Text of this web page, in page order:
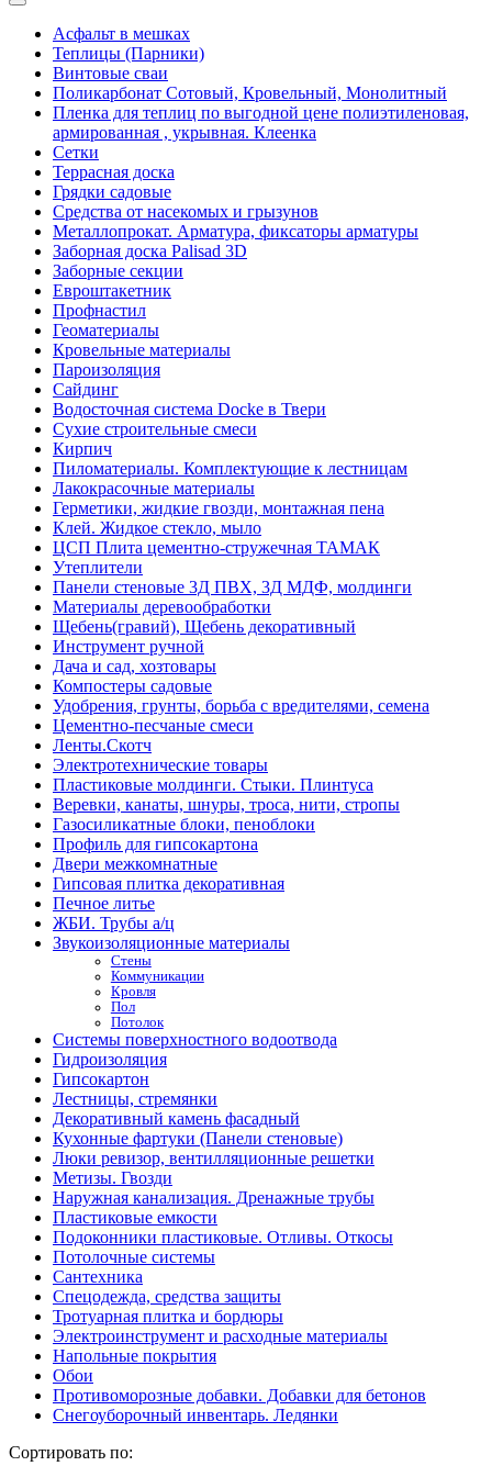
Асфальт в мешках
Теплицы (Парники)
Винтовые сваи
Поликарбонат Сотовый, Кровельный, Монолитный
Пленка для теплиц по выгодной цене полиэтиленовая,
армированная , укрывная. Клеенка
Сетки
Террасная доска
Грядки садовые
Средства от насекомых и грызунов
Металлопрокат. Арматура, фиксаторы арматуры
Заборная доска Palisad 3D
Заборные секции
Евроштакетник
Профнастил
Геоматериалы
Кровельные материалы
Пароизоляция
Сайдинг
Водосточная система Docke в Твери
Сухие строительные смеси
Кирпич
Пиломатериалы. Комплектующие к лестницам
Лакокрасочные материалы
Герметики, жидкие гвозди, монтажная пена
Клей. Жидкое стекло, мыло
ЦСП Плита цементно-стружечная ТАМАК
Утеплители
Панели стеновые 3Д ПВХ, 3Д МДФ, молдинги
Материалы деревообработки
Щебень(гравий), Щебень декоративный
Инструмент ручной
Дача и сад, хозтовары
Компостеры садовые
Удобрения, грунты, борьба с вредителями, семена
Цементно-песчаные смеси
Ленты.Скотч
Электротехнические товары
Пластиковые молдинги. Стыки. Плинтуса
Веревки, канаты, шнуры, троса, нити, стропы
Газосиликатные блоки, пеноблоки
Профиль для гипсокартона
Двери межкомнатные
Гипсовая плитка декоративная
Печное литье
ЖБИ. Трубы а/ц
Звукоизоляционные материалы
Стены
Коммуникации
Кровля
Пол
Потолок
Системы поверхностного водоотвода
Гидроизоляция
Гипсокартон
Лестницы, стремянки
Декоративный камень фасадный
Кухонные фартуки (Панели стеновые)
Люки ревизор, вентилляционные решетки
Метизы. Гвозди
Наружная канализация. Дренажные трубы
Пластиковые емкости
Подоконники пластиковые. Отливы. Откосы
Потолочные системы
Сантехника
Спецодежда, средства защиты
Тротуарная плитка и бордюры
Электроинструмент и расходные материалы
Напольные покрытия
Обои
Противоморозные добавки. Добавки для бетонов
Снегоуборочный инвентарь. Ледянки
Сортировать по: